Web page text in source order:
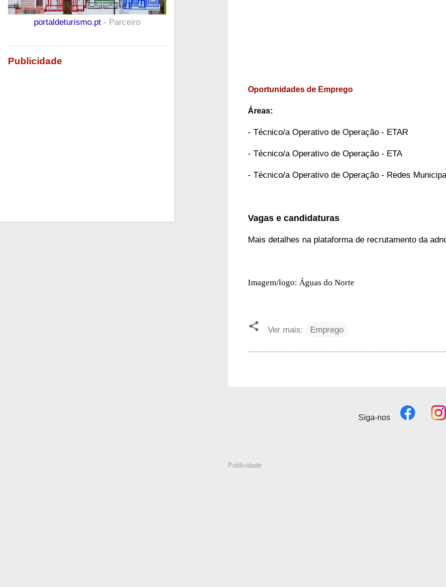
Oportunidades de Emprego
Áreas:
- Técnico/a Operativo de Operação - ETAR
- Técnico/a Operativo de Operação - ETA
- Técnico/a Operativo de Operação - Redes
Vagas e candidaturas
Mais detalhes na plataforma de recrutamento da
Imagem/logo: Águas do Norte
Ver mais: Emprego
Siga-nos
Publicidade
portaldeturismo.pt - Parceiro
Publicidade